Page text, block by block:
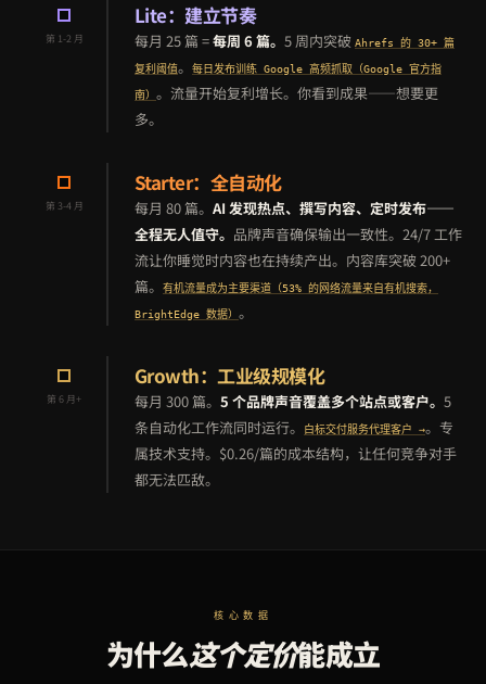
第 1-2 月
Lite：建立节奏
每月 25 篇 =每周 6 篇。 5 周内突破 Ahrefs 的 30+ 篇
复利阈值。 每日发布训练 Google 高频抓取（Google 官方指
南） 。流量开始复利增长。你看到成果——想要更
多。
第 3-4 月
Starter：全自动化
每月 80 篇。 AI 发现热点、撰写内容、定时发布——
全程无人值守。 品牌声音确保输出一致性。24/7 工作
流让你睡觉时内容也在持续产出。内容库突破 200+
篇。
有机流量成为主要渠道（53% 的网络流量来自有机搜索，
BrightEdge 数据） 。
第 6 月+
Growth：工业级规模化
每月 300 篇。 5 个品牌声音覆盖多个站点或客户。 5
条自动化工作流同时运行。
白标交付服务代理客户 →。专
属技术支持。$0.26/篇的成本结构，让任何竞争对手
都无法匹敌。
核心数据
为什么这个定价能成立